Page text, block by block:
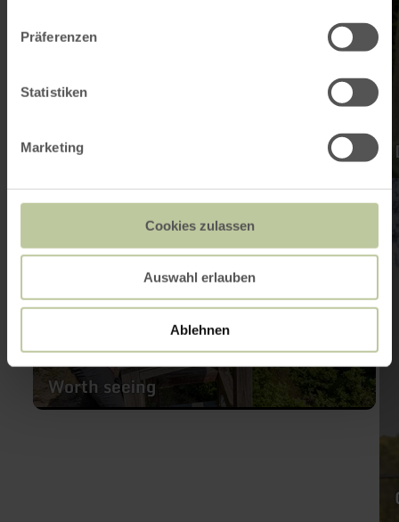
Präferenzen
Statistiken
Marketing
Cookies zulassen
Auswahl erlauben
Ablehnen
Accommodations
Worth seeing
more